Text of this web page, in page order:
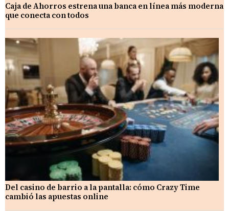
Caja de Ahorros estrena una banca en línea más moderna
que conecta con todos
Del casino de barrio a la pantalla: cómo Crazy Time
cambió las apuestas online